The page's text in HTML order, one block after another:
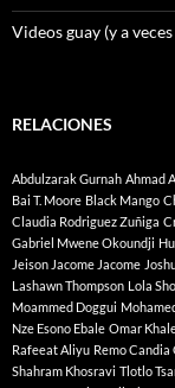
Videos guay (y a
RELACIONES
Abdulzarak Gurnah Ahmad
Bai T. Moore Black Mango
Claudia Rodriguez Zuñiga
Gabriel Mwene Okoundji
Jeison Jacome Jacome
Lashawn Thompson Lola
Moammed Doggui
Nze Esono Ebale Omar
Rafeeat Aliyu Remo Candia
Shahram Khosravi Tlotlo